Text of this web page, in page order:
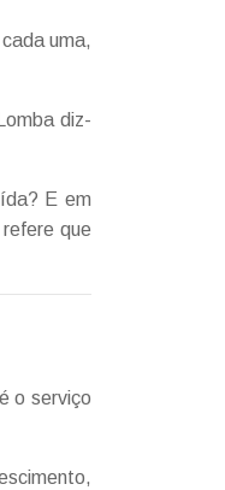
uma,
diz-
E em
que
o serviço